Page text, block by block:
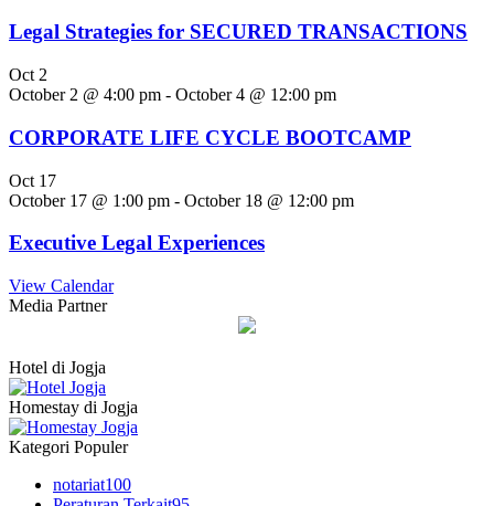
Legal Strategies for SECURED TRANSACTIONS
Oct 2
October 2 @ 4:00 pm - October 4 @ 12:00 pm
CORPORATE LIFE CYCLE BOOTCAMP
Oct 17
October 17 @ 1:00 pm - October 18 @ 12:00 pm
Executive Legal Experiences
View Calendar
Media Partner
Hotel di Jogja
Homestay di Jogja
Kategori Populer
notariat100